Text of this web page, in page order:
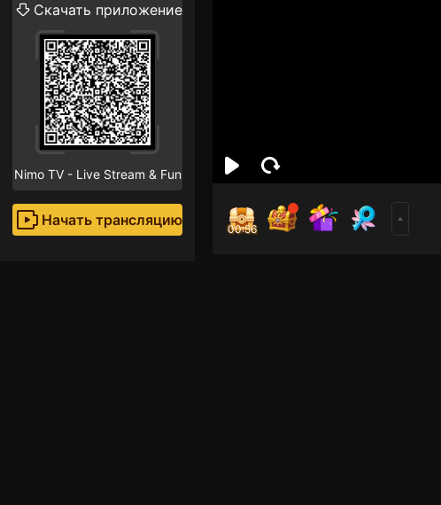
Скачать приложение
Nimo TV - Live Stream & Fun
Начать трансляцию
00:55